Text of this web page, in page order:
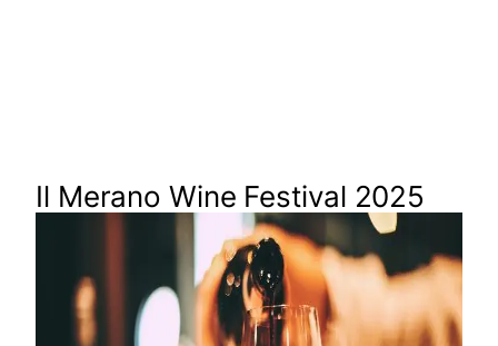
Il Merano Wine Festival 2025